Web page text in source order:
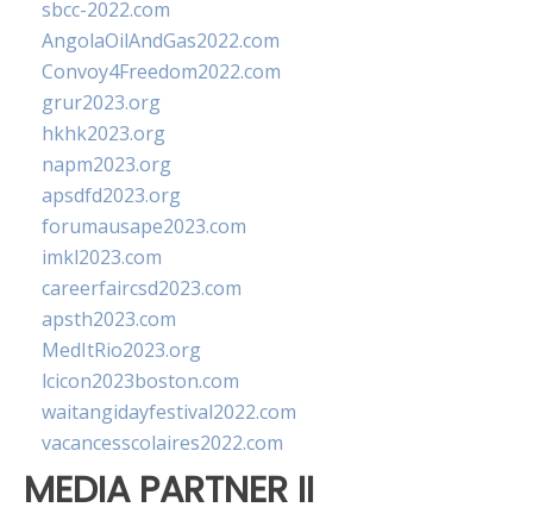
sbcc-2022.com
AngolaOilAndGas2022.com
Convoy4Freedom2022.com
grur2023.org
hkhk2023.org
napm2023.org
apsdfd2023.org
forumausape2023.com
imkl2023.com
careerfaircsd2023.com
apsth2023.com
MedItRio2023.org
lcicon2023boston.com
waitangidayfestival2022.com
vacancesscolaires2022.com
MEDIA PARTNER II